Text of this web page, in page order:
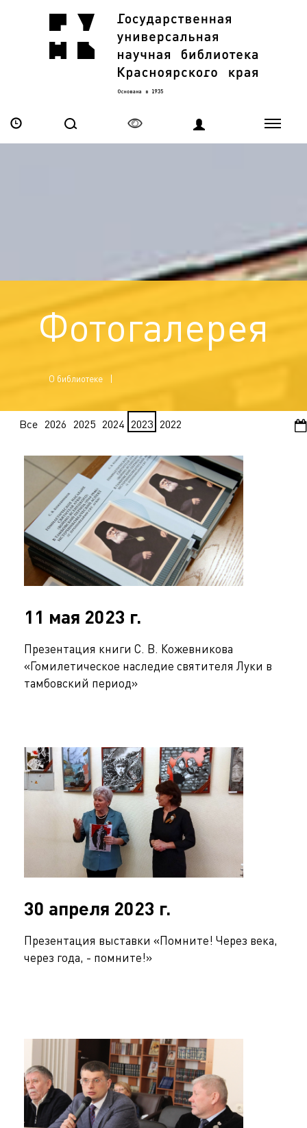
Фотогалерея
О библиотеке
Все 2026 2025 2024 2023 2022
11 мая 2023 г.
Презентация книги С. В. Кожевникова
«Гомилетическое наследие святителя Луки в
тамбовский период»
30 апреля 2023 г.
Презентация выставки «Помните! Через века,
через года, - помните!»